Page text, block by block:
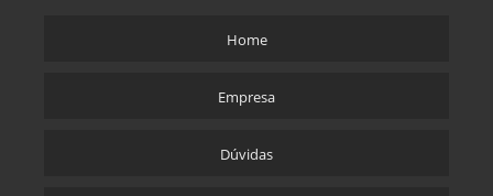
Home
Empresa
Dúvidas